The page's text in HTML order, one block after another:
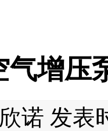
气增压
诺 发表